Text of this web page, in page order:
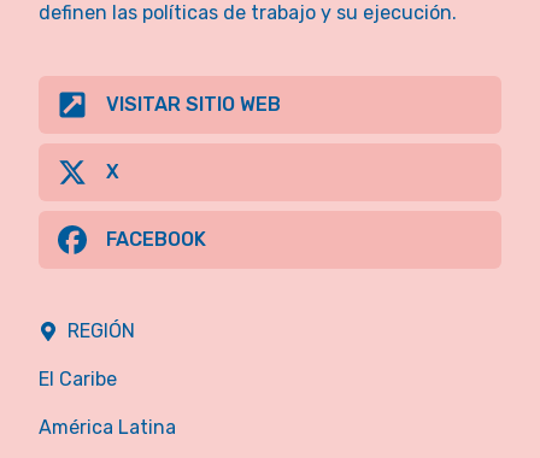
definen las políticas de trabajo y su ejecución.
VISITAR SITIO WEB
X
FACEBOOK
REGIÓN
El Caribe
América Latina